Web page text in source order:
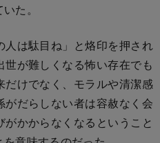
た。
は駄目ね」と烙印を押され
が難しくなる怖い存在でも
けでなく、モラルや清潔感
だらしない者は容赦なく会
かからなくなるということ